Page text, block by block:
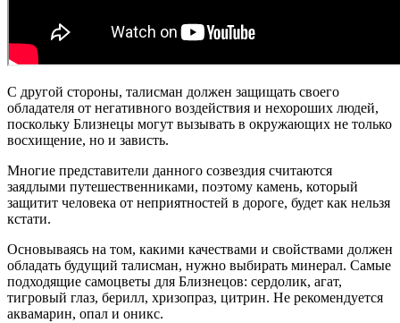
С другой стороны, талисман должен защищать своего
обладателя от негативного воздействия и нехороших людей,
поскольку Близнецы могут вызывать в окружающих не только
восхищение, но и зависть.
Многие представители данного созвездия считаются
заядлыми путешественниками, поэтому камень, который
защитит человека от неприятностей в дороге, будет как нельзя
кстати.
Основываясь на том, какими качествами и свойствами должен
обладать будущий талисман, нужно выбирать минерал. Самые
подходящие самоцветы для Близнецов: сердолик, агат,
тигровый глаз, берилл, хризопраз, цитрин. Не рекомендуется
аквамарин, опал и оникс.